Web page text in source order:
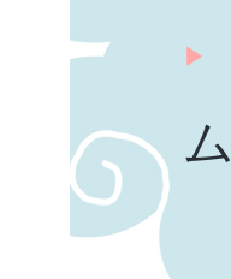
▶︎
ム